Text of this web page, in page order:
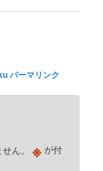
パーマリンク
ん。 ※ が付